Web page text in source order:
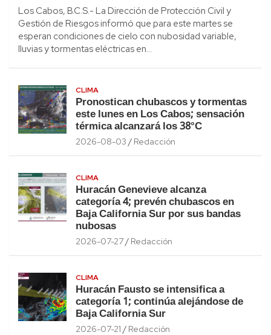
Los Cabos, B.C.S.- La Dirección de Protección Civil y
Gestión de Riesgos informó que para este martes se
esperan condiciones de cielo con nubosidad variable,
lluvias y tormentas eléctricas en…
CLIMA
Pronostican chubascos y tormentas
este lunes en Los Cabos; sensación
térmica alcanzará los 38°C
2026-08-03 Redacción
CLIMA
Huracán Genevieve alcanza
categoría 4; prevén chubascos en
Baja California Sur por sus bandas
nubosas
2026-07-27 Redacción
CLIMA
Huracán Fausto se intensifica a
categoría 1; continúa alejándose de
Baja California Sur
2026-07-21 Redacción